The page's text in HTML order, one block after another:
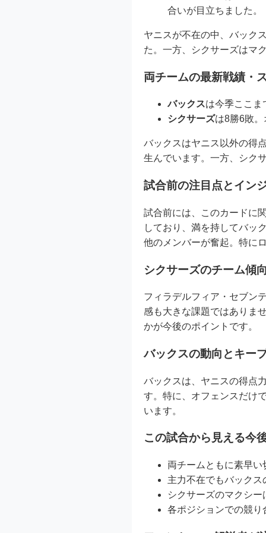
合いが目立ちました。
ヤニスが不在の中、バック
た。一方、シクサーズはマ
両チームの最新戦績・
バックスは今季ここま
シクサーズは8勝6敗
バックスはヤニス以外の得
生んでいます。一方、シク
試合前の注目点とイン
試合前には、このカードに
しており、満を持してバッ
他のメンバーが奮起。特に
シクサーズのチーム傾
フィラデルフィア・セブン
感も大きな課題ではありま
かが今後のポイントです。
バックスの動向とキー
バックスは、ヤニスの得点
す。特に、オフェンスだけ
います。
この試合から見える今
両チームともに素早
主力不在でもバック
シクサーズのマクシ
各ポジションでの競